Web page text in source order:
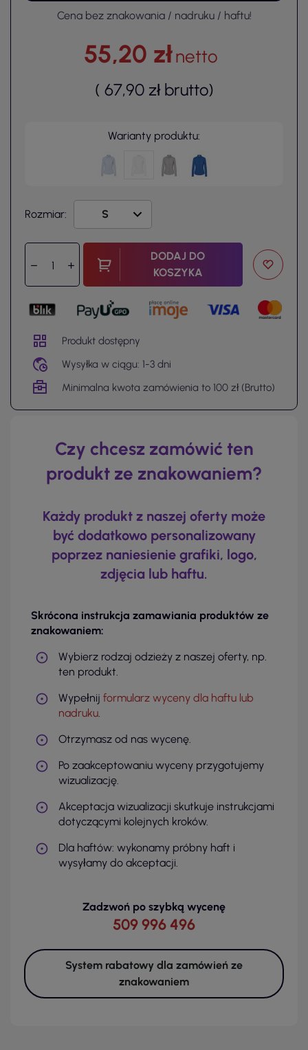
Cena bez znakowania / nadruku / haftu!
55,20 złnetto
( 67,90 zł brutto)
Warianty produktu:
Rozmiar:
DODAJ DO
KOSZYKA
Produkt dostępny
Wysyłka w ciągu: 1-3 dni
Minimalna kwota zamówienia to 100 zł (Brutto)
Czy chcesz zamówić ten
produkt ze znakowaniem?
Każdy produkt z naszej oferty może
być dodatkowo personalizowany
poprzez naniesienie grafiki, logo,
zdjęcia lub haftu.
Skrócona instrukcja zamawiania produktów ze
znakowaniem:
Wybierz rodzaj odzieży z naszej oferty, np.
ten produkt.
Wypełnij formularz wyceny dla haftu lub
nadruku.
Otrzymasz od nas wycenę.
Po zaakceptowaniu wyceny przygotujemy
wizualizację.
Akceptacja wizualizacji skutkuje instrukcjami
dotyczącymi kolejnych kroków.
Dla haftów: wykonamy próbny haft i
wysyłamy do akceptacji.
Zadzwoń po szybką wycenę
509 996 496
System rabatowy dla zamówień ze
znakowaniem